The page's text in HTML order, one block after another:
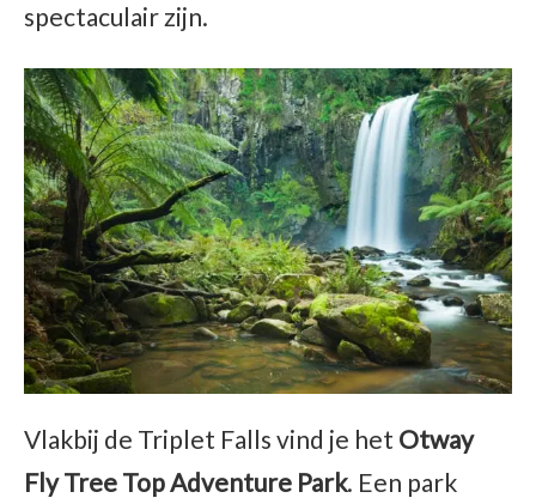
spectaculair zijn.
Vlakbij de Triplet Falls vind je het Otway
Fly Tree Top Adventure Park. Een park